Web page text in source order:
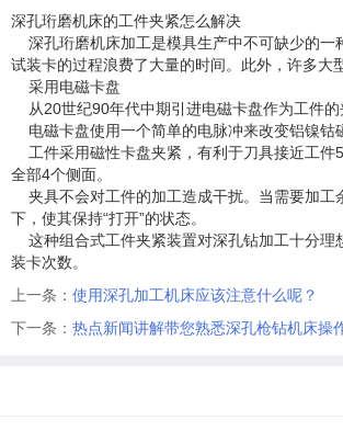
深孔珩磨机床的工件夹紧怎么解决
深孔珩磨机床加工是模具生产中不可缺少的一
试装卡的过程浪费了大量的时间。此外，许多大
采用电磁卡盘
从20世纪90年代中期引进电磁卡盘作为工件的
电磁卡盘使用一个简单的电脉冲来改变铝镍钴
工件采用磁性卡盘夹紧，有利于刀具接近工件
全部4个侧面。
夹具不会对工件的加工造成干扰。当需要加工
下，使其保持“打开”的状态。
这种组合式工件夹紧装置对深孔钻加工十分理
装卡次数。
上一条： 使用深孔加工机床应该注意什么呢？
下一条： 热点新闻讲解带您熟悉深孔枪钻机床操